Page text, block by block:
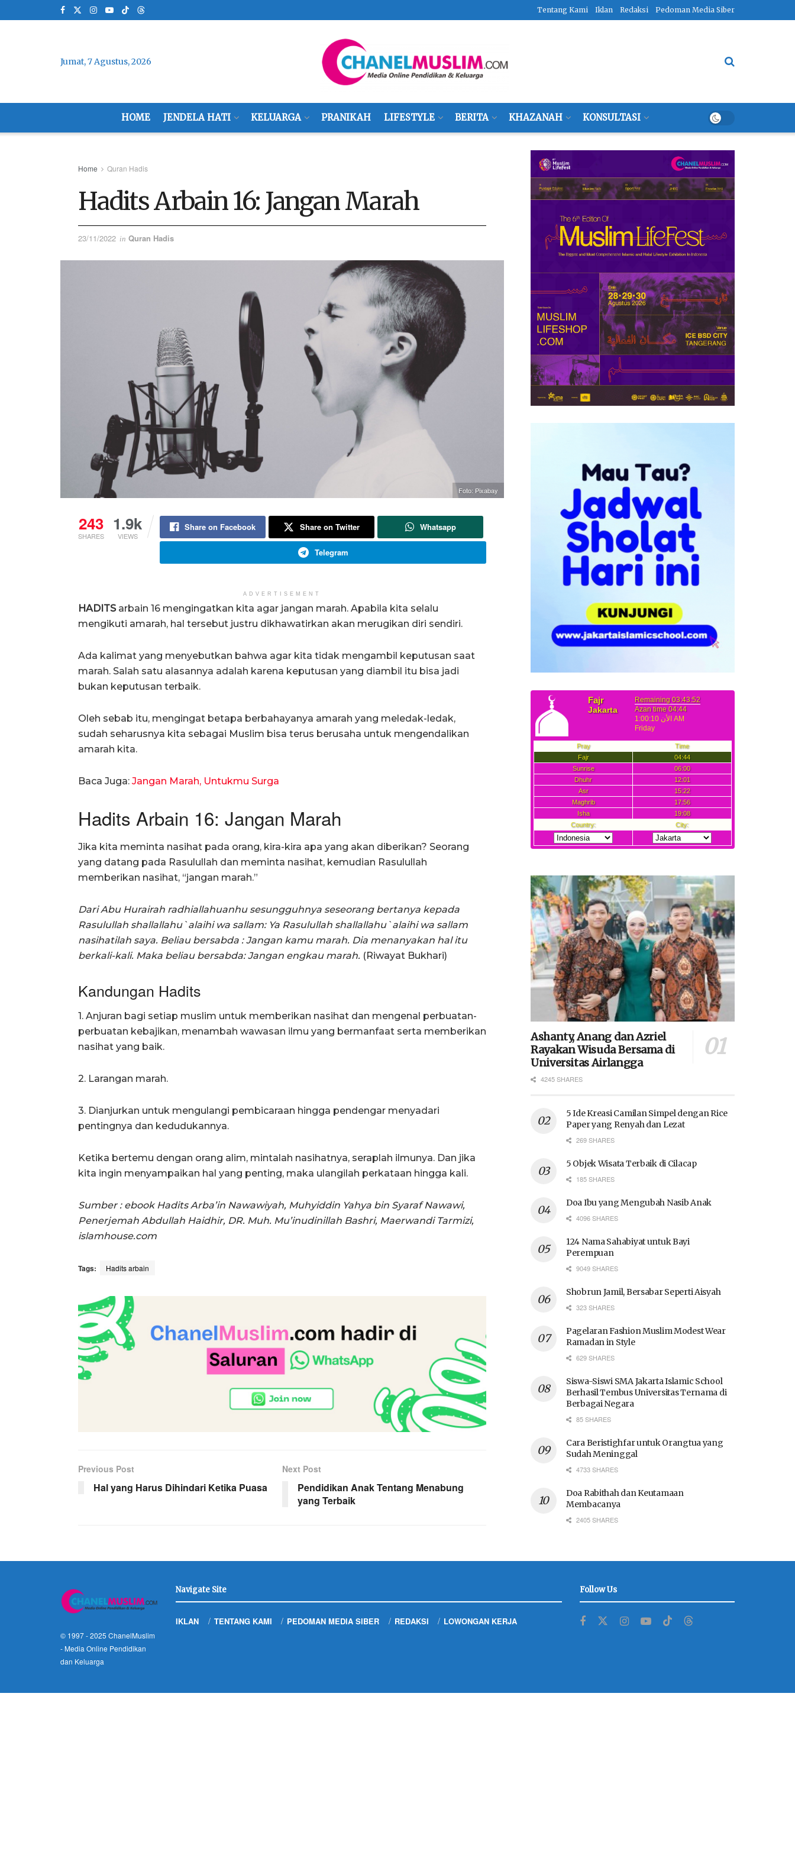
Tentang Kami Iklan Redaksi Pedoman Media Siber
Jumat, 7 Agustus, 2026
HOME JENDELA HATI KELUARGA PRANIKAH LIFESTYLE BERITA KHAZANAH KONSULTASI
Home Quran Hadis
Hadits Arbain 16: Jangan Marah
23/11/2022 in Quran Hadis
Foto: Pixabay
243
SHARES
1.9k
VIEWS
Share on Facebook Share on Twitter Whatsapp
Telegram
ADVERTISEMENT
HADITS arbain 16 mengingatkan kita agar jangan marah. Apabila kita selalu
mengikuti amarah, hal tersebut justru dikhawatirkan akan merugikan diri sendiri.
Ada kalimat yang menyebutkan bahwa agar kita tidak mengambil keputusan saat
marah. Salah satu alasannya adalah karena keputusan yang diambil itu bisa jadi
bukan keputusan terbaik.
Oleh sebab itu, mengingat betapa berbahayanya amarah yang meledak-ledak,
sudah seharusnya kita sebagai Muslim bisa terus berusaha untuk mengendalikan
amarah kita.
Baca Juga: Jangan Marah, Untukmu Surga
Hadits Arbain 16: Jangan Marah
Jika kita meminta nasihat pada orang, kira-kira apa yang akan diberikan? Seorang
yang datang pada Rasulullah dan meminta nasihat, kemudian Rasulullah
memberikan nasihat, “jangan marah.”
Dari Abu Hurairah radhiallahuanhu sesungguhnya seseorang bertanya kepada
Rasulullah shallallahu`alaihi wa sallam: Ya Rasulullah shallallahu`alaihi wa sallam
nasihatilah saya. Beliau bersabda : Jangan kamu marah. Dia menanyakan hal itu
berkali-kali. Maka beliau bersabda: Jangan engkau marah. (Riwayat Bukhari)
Kandungan Hadits
1. Anjuran bagi setiap muslim untuk memberikan nasihat dan mengenal perbuatan-
perbuatan kebajikan, menambah wawasan ilmu yang bermanfaat serta memberikan
nasihat yang baik.
2. Larangan marah.
3. Dianjurkan untuk mengulangi pembicaraan hingga pendengar menyadari
pentingnya dan kedudukannya.
Ketika bertemu dengan orang alim, mintalah nasihatnya, seraplah ilmunya. Dan jika
kita ingin menyampaikan hal yang penting, maka ulangilah perkataan hingga kali.
Sumber : ebook Hadits Arba’in Nawawiyah, Muhyiddin Yahya bin Syaraf Nawawi,
Penerjemah Abdullah Haidhir, DR. Muh. Mu’inudinillah Bashri, Maerwandi Tarmizi,
islamhouse.com
Tags: Hadits arbain
Previous Post
Hal yang Harus Dihindari Ketika Puasa
Next Post
Pendidikan Anak Tentang Menabung
yang Terbaik
Ashanty, Anang dan Azriel
Rayakan Wisuda Bersama di
Universitas Airlangga
4245 SHARES
5 Ide Kreasi Camilan Simpel dengan Rice
Paper yang Renyah dan Lezat
269 SHARES
5 Objek Wisata Terbaik di Cilacap
185 SHARES
Doa Ibu yang Mengubah Nasib Anak
4096 SHARES
124 Nama Sahabiyat untuk Bayi
Perempuan
9049 SHARES
Shobrun Jamil, Bersabar Seperti Aisyah
323 SHARES
Pagelaran Fashion Muslim Modest Wear
Ramadan in Style
629 SHARES
Siswa-Siswi SMA Jakarta Islamic School
Berhasil Tembus Universitas Ternama di
Berbagai Negara
85 SHARES
Cara Beristighfar untuk Orangtua yang
Sudah Meninggal
4733 SHARES
Doa Rabithah dan Keutamaan
Membacanya
2405 SHARES
© 1997 - 2025 ChanelMuslim
- Media Online Pendidikan
dan Keluarga
Navigate Site
IKLAN TENTANG KAMI PEDOMAN MEDIA SIBER REDAKSI LOWONGAN KERJA
Follow Us